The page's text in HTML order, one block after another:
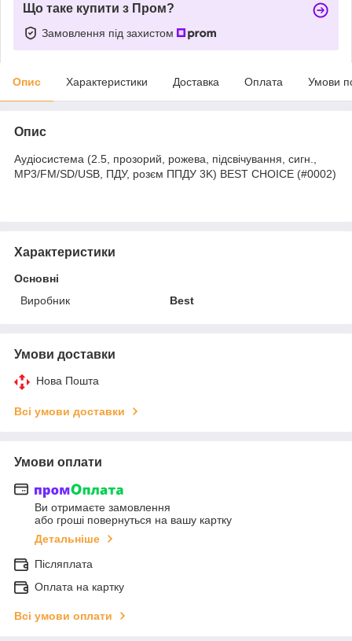
Що таке купити з Пром?
Замовлення під захистом
Опис Характеристики Доставка Оплата Умови
Опис
Аудіосистема (2.5, прозорий, рожева, підсвічування, сигн.,
МР3/FM/SD/USB, ПДУ, розєм ППДУ 3K) BEST CHOICE (#0002)
Характеристики
Основні
Виробник
Best
Умови доставки
Нова Пошта
Всі умови доставки
Умови оплати
Ви отримаєте замовлення
або гроші повернуться на вашу картку
Детальніше
Післяплата
Оплата на картку
Всі умови оплати